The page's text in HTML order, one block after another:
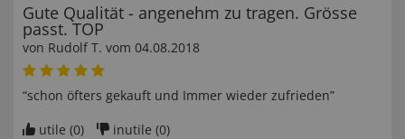
Gute Qualität - angenehm zu tragen. Grösse
passt. TOP
von Rudolf T. vom 04.08.2018
“schon öfters gekauft und Immer wieder zufrieden”
utile (0) inutile (0)